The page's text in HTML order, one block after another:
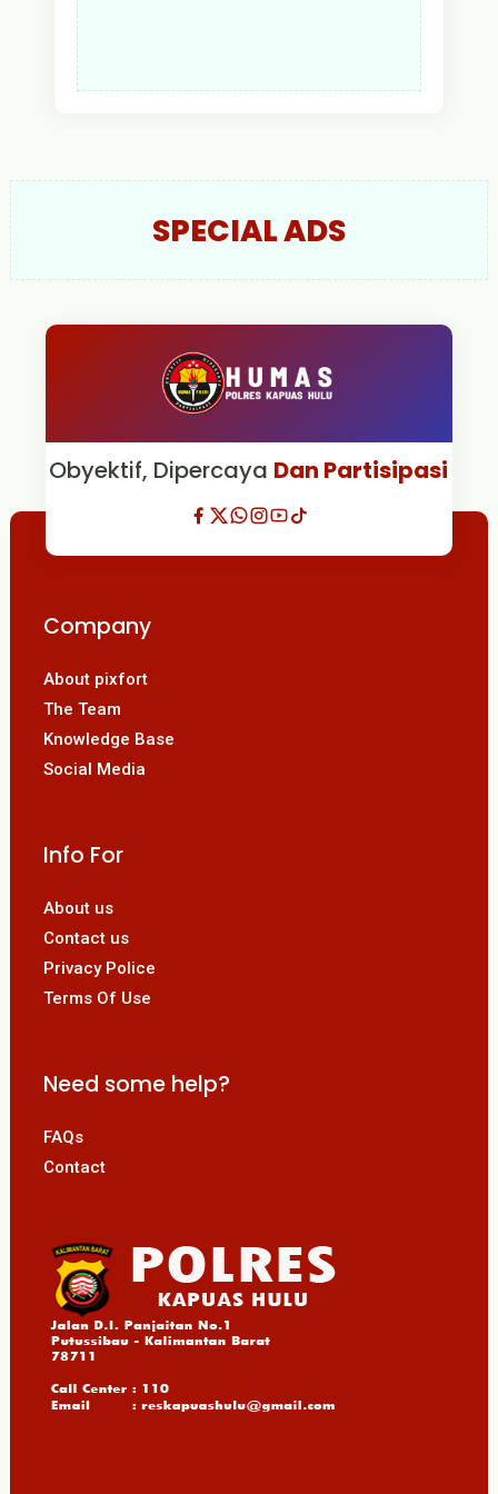
SPECIAL ADS
Obyektif, Dipercaya Dan Partisipasi
Company
About pixfort
The Team
Knowledge Base
Social Media
Info For
About us
Contact us
Privacy Police
Terms Of Use
Need some help?
FAQs
Contact